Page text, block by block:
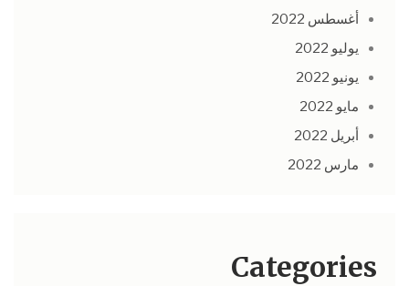
أغسطس 2022
يوليو 2022
يونيو 2022
مايو 2022
أبريل 2022
مارس 2022
Categories